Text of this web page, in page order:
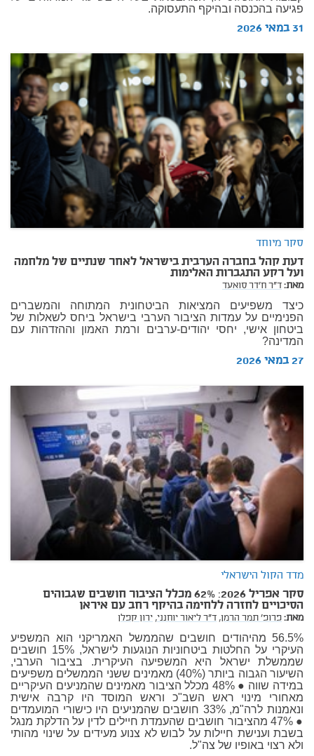
פגיעה בהכנסה ובהיקף התעסוקה.
31 במאי 2026
סקר מיוחד
דעת קהל בחברה הערבית בישראל לאחר שנתיים של מלחמה
ועל רקע התגברות האלימות
מאת:ד"ר ח'דר סואעד
כיצד משפיעים המציאות הביטחונית המתוחה והמשברים
הפנימיים על עמדות הציבור הערבי בישראל ביחס לשאלות של
ביטחון אישי, יחסי יהודים-ערבים ורמת האמון וההזדהות עם
המדינה?
27 במאי 2026
מדד הקול הישראלי
סקר אפריל 2026: 62% מכלל הציבור חושבים שגבוהים
הסיכויים לחזרה ללחימה בהיקף רחב עם איראן
מאת:פרופ' תמר הרמן, ד"ר ליאור יוחנני, ירון קפלן
56.5% מהיהודים חושבים שהממשל האמריקני הוא המשפיע
העיקרי על החלטות ביטחוניות הנוגעות לישראל, 15% חושבים
שממשלת ישראל היא המשפיעה העיקרית. בציבור הערבי,
השיעור הגבוה ביותר (40%) מאמינים ששני הממשלים משפיעים
במידה שווה ● 48% מכלל הציבור מאמינים שהמניעים העיקריים
מאחורי מינוי ראש השב"כ וראש המוסד היו קרבה אישית
ונאמנות לרה"מ, 33% חושבים שהמניעים היו כישורי המועמדים
● 47% מהציבור חושבים שהעמדת חיילים לדין על הדלקת מנגל
בשבת וענישת חיילות על לבוש לא צנוע מעידים על שינוי מהותי
ולא רצוי באופיו של צה"ל.